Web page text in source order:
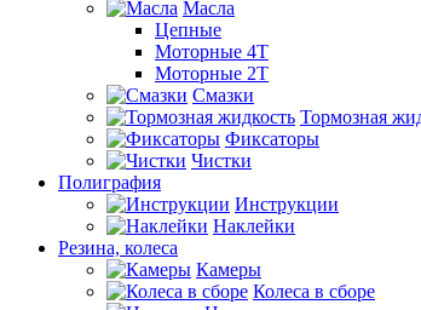
Масла
Цепные
Моторные 4Т
Моторные 2Т
Смазки
Тормозная
Фиксаторы
Чистки
Полиграфия
Инструкции
Наклейки
Резина, колеса
Камеры
Колеса в сборе